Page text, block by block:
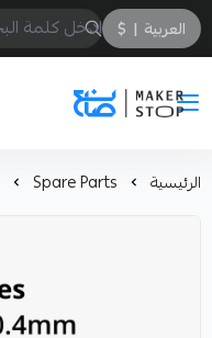
العربية |
$
صانع
الرئيسية Spare Parts